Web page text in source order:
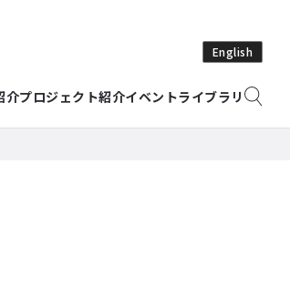
介プロジェクト紹介イベントライブラリ
English